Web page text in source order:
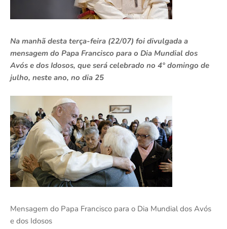
Na manhã desta terça-feira (22/07) foi divulgada a
mensagem do Papa Francisco para o Dia Mundial dos
Avós e dos Idosos, que será celebrado no 4° domingo de
julho, neste ano, no dia 25
Mensagem do Papa Francisco para o Dia Mundial dos Avós
e dos Idosos